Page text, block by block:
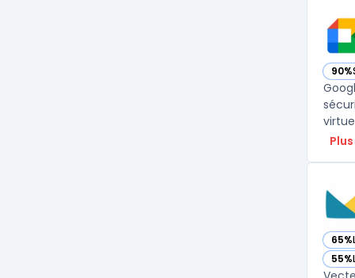
90%
—
65%
—
55%
—